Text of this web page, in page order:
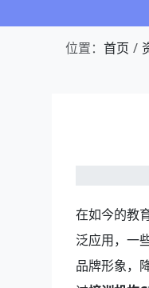
位置： 首页
在如今的教
泛应用，一
品牌形象，